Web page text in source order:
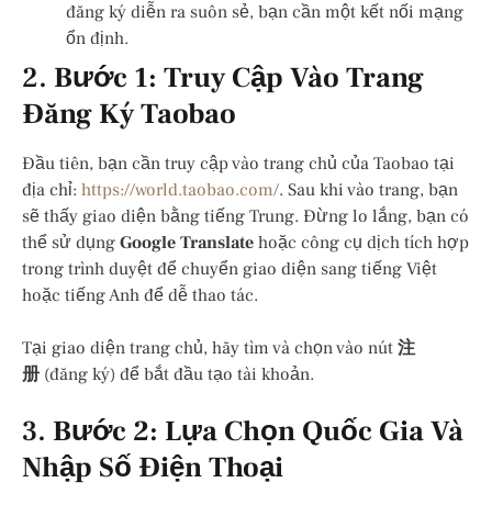
đăng ký diễn ra suôn sẻ, bạn cần một kết nối mạng
ổn định.
2. Bước 1: Truy Cập Vào Trang
Đăng Ký Taobao
Đầu tiên, bạn cần truy cập vào trang chủ của Taobao tại
địa chỉ: https://world.taobao.com/. Sau khi vào trang, bạn
sẽ thấy giao diện bằng tiếng Trung. Đừng lo lắng, bạn có
thể sử dụng Google Translate hoặc công cụ dịch tích hợp
trong trình duyệt để chuyển giao diện sang tiếng Việt
hoặc tiếng Anh để dễ thao tác.
Tại giao diện trang chủ, hãy tìm và chọn vào nút 注
册 (đăng ký) để bắt đầu tạo tài khoản.
3. Bước 2: Lựa Chọn Quốc Gia Và
Nhập Số Điện Thoại